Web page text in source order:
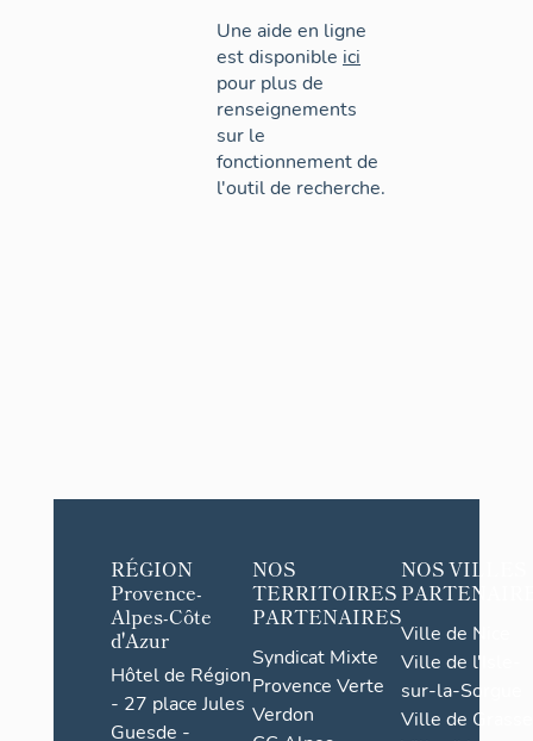
Une aide en ligne
est disponible ici
pour plus de
renseignements
sur le
fonctionnement de
l'outil de recherche.
RÉGION
Provence-
Alpes-Côte
d'Azur
Hôtel de Région
- 27 place Jules
Guesde -
NOS
TERRITOIRES
PARTENAIRES
Syndicat Mixte
Provence Verte
Verdon
NOS VILLES
Ville de Nice
Ville de l'Isle-
sur-la-Sorgue
Ville de Grasse